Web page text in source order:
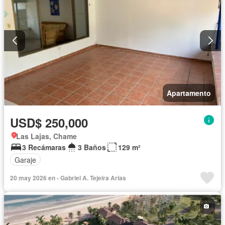
Apartamento
USD$ 250,000
Las Lajas, Chame
3 Recámaras
3 Baños
129 m²
Garaje
20 may 2026 en - Gabriel A. Tejeira Arias